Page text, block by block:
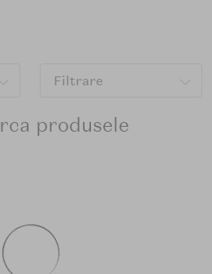
Filtrare
produsele